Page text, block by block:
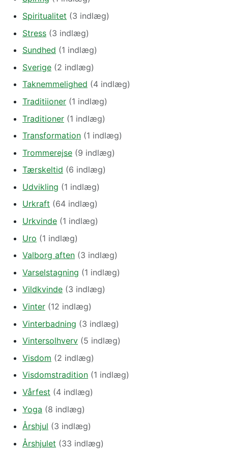
Spiritualitet (3 indlæg)
Stress (3 indlæg)
Sundhed (1 indlæg)
Sverige (2 indlæg)
Taknemmelighed (4 indlæg)
Traditiioner (1 indlæg)
Traditioner (1 indlæg)
Transformation (1 indlæg)
Trommerejse (9 indlæg)
Tærskeltid (6 indlæg)
Udvikling (1 indlæg)
Urkraft (64 indlæg)
Urkvinde (1 indlæg)
Uro (1 indlæg)
Valborg aften (3 indlæg)
Varselstagning (1 indlæg)
Vildkvinde (3 indlæg)
Vinter (12 indlæg)
Vinterbadning (3 indlæg)
Vintersolhverv (5 indlæg)
Visdom (2 indlæg)
Visdomstradition (1 indlæg)
Vårfest (4 indlæg)
Yoga (8 indlæg)
Årshjul (3 indlæg)
Årshjulet (33 indlæg)